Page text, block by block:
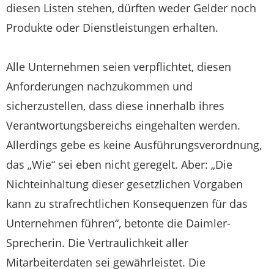
diesen Listen stehen, dürften weder Gelder noch
Produkte oder Dienstleistungen erhalten.
Alle Unternehmen seien verpflichtet, diesen
Anforderungen nachzukommen und
sicherzustellen, dass diese innerhalb ihres
Verantwortungsbereichs eingehalten werden.
Allerdings gebe es keine Ausführungsverordnung,
das „Wie“ sei eben nicht geregelt. Aber: „Die
Nichteinhaltung dieser gesetzlichen Vorgaben
kann zu strafrechtlichen Konsequenzen für das
Unternehmen führen“, betonte die Daimler-
Sprecherin. Die Vertraulichkeit aller
Mitarbeiterdaten sei gewährleistet. Die